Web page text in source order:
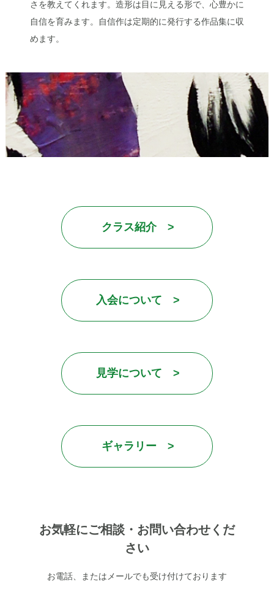
さを教えてくれます。造形は目に見える形で、心豊かに
自信を育みます。自信作は定期的に発行する作品集に収
めます。
クラス紹介 >
入会について >
見学について >
ギャラリー >
お気軽にご相談・お問い合わせくだ
さい
お電話、またはメールでも受け付けております